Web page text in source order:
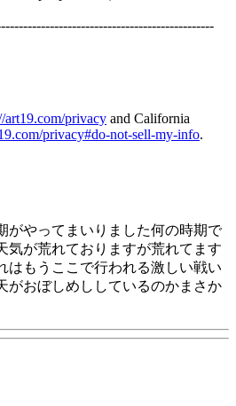
art19.com/privacy and California
privacy#do-not-sell-my-info.
がやってまいりました何の時期で
気が荒れておりますが荒れてます
はもうここで行われる激しい戦い
がおぼしめししているのかまさか